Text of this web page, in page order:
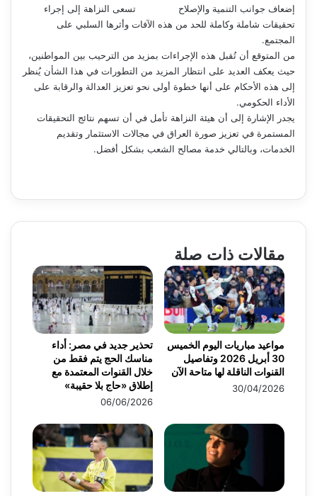
إضعاف جوانب التنمية والإصلاح تسعى النزاهة إلى إجراء
تحقيقات شاملة وكاملة للحد من هذه الآفات وأثرها السلبي على
المجتمع.
من المتوقع أن تُقبل هذه الإجراءات بمزيد من الترحيب بين المواطنين،
حيث يعكف العديد على انتظار المزيد من التطورات في هذا الشأن يُنظر
إلى هذه الأحكام على أنها خطوة أولى نحو تعزيز العدالة والرقابة على
الأداء الحكومي.
يجدر الإشارة إلى أن هيئة النزاهة تأمل في أن تسهم نتائج التحقيقات
المستمرة في تعزيز صورة العراق في مجالات الاستثمار وتقديم
الخدمات، وبالتالي خدمة مصالح الشعب بشكل أفضل.
مقالات ذات صلة
تحذير جديد في مصر: أداء
مناسك الحج يتم فقط من
خلال القنوات المعتمدة مع
إطلاق «حاج بلا حقيبة»
06/06/2026
مواعيد مباريات اليوم الخميس
30 أبريل 2026 وتفاصيل
القنوات الناقلة لها متاحة الآن
30/04/2026